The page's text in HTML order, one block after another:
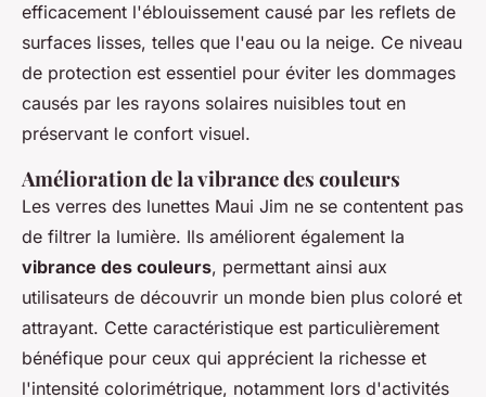
efficacement l'éblouissement causé par les reflets de
surfaces lisses, telles que l'eau ou la neige. Ce niveau
de protection est essentiel pour éviter les dommages
causés par les rayons solaires nuisibles tout en
préservant le confort visuel.
Amélioration de la vibrance des couleurs
Les verres des lunettes Maui Jim ne se contentent pas
de filtrer la lumière. Ils améliorent également la
vibrance des couleurs, permettant ainsi aux
utilisateurs de découvrir un monde bien plus coloré et
attrayant. Cette caractéristique est particulièrement
bénéfique pour ceux qui apprécient la richesse et
l'intensité colorimétrique, notamment lors d'activités